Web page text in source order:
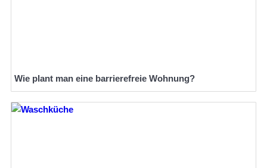
Wie plant man eine barrierefreie Wohnung?